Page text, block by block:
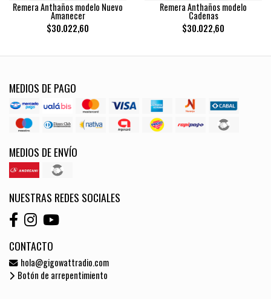
Remera Anthaños modelo Nuevo
Amanecer
$30.022,60
Remera Anthaños modelo
Cadenas
$30.022,60
MEDIOS DE PAGO
MEDIOS DE ENVÍO
NUESTRAS REDES SOCIALES
CONTACTO
hola@gigowattradio.com
Botón de arrepentimiento